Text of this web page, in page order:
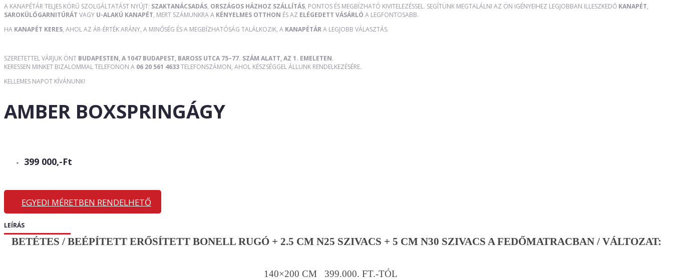
A KANAPÉTÁR TELJES KÖRŰ SZOLGÁLTATÁST NYÚJT: SZAKTANÁCSADÁS, ORSZÁGOS HÁZHOZ SZÁLLÍTÁS, PONTOS ÉS MEGBÍZHATÓ KIVITELEZÉSSEL. SEGÍTÜNK MEGTALÁLNI AZ ÖN IGÉNYEIHEZ LEGJOBBAN ILLESZKEDŐ KANAPÉT,
SAROKÜLŐGARNITÚRÁT VAGY U-ALAKÚ KANAPÉT, MERT SZÁMUNKRA A KÉNYELMES OTTHON ÉS AZ ELÉGEDETT VÁSÁRLÓ A LEGFONTOSABB.
HA KANAPÉT KERES, AHOL AZ ÁR-ÉRTÉK ARÁNY, A MINŐSÉG ÉS A MEGBÍZHATÓSÁG TALÁLKOZIK, A KANAPÉTÁRA LEGJOBB VÁLASZTÁS.
SZERETETTEL VÁRJUK ÖNT BUDAPESTEN, A 1047 BUDAPEST, BAROSS UTCA 75–77. SZÁM ALATT, AZ 1. EMELETEN.
KERESSEN MINKET BIZALOMMAL TELEFONON A 06 20 561 4633TELEFONSZÁMON, AHOL KÉSZSÉGGEL ÁLLUNK RENDELKEZÉSÉRE.
KELLEMES NAPOT KÍVÁNUNK!
AMBER BOXSPRINGÁGY
399 000,-Ft
EGYEDI MÉRETBEN RENDELHETŐ
LEÍRÁS
BETÉTES / BEÉPÍTETT ERŐSÍTETT BONELL RUGÓ + 2.5 CM N25 SZIVACS + 5 CM N30 SZIVACS A FEDŐMATRACBAN / VÁLTOZAT:
140×200 CM 399.000. FT.-TÓL